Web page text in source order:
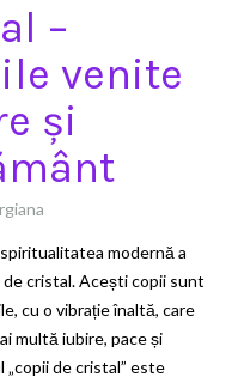
–
venite
și
modernă a
cristal. Acești copii sunt
cu o vibrație înaltă, care
multă iubire, pace și
de cristal” este